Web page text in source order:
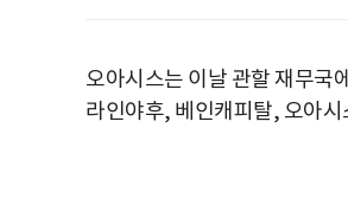
오아시스는 이날 관할 재무국
라인야후, 베인캐피탈, 오아